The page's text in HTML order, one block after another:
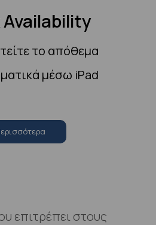
το απόθεμα
μέσω iPad
επιτρέπει στους